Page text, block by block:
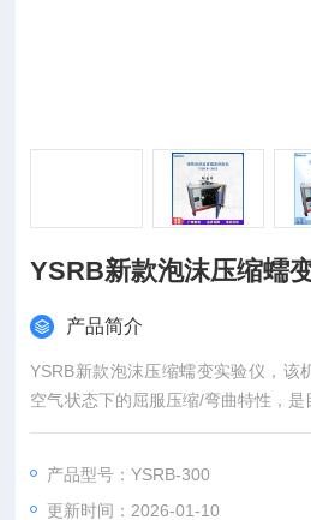
YSRB新款泡沫压缩蠕
产品简介
YSRB新款泡沫压缩蠕变实验仪，该
空气状态下的屈服压缩/弯曲特性，是
泡沫热压缩/弯曲变形特性的测试设
想；测量变形装置采用高精度光栅式
测量误差可以控制在千分之二毫米范
产品型号：YSRB-300
更新时间：2026-01-10